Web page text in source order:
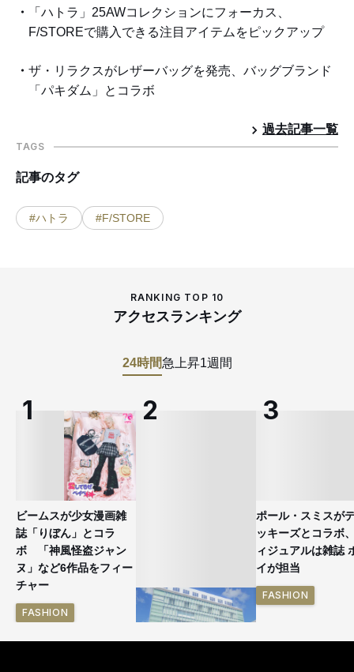
「ハトラ」25AWコレクションにフォーカス、
F/STOREで購入できる注目アイテムをピックアップ
ザ・リラクスがレザーバッグを発売、バッグブランド
「パキダム」とコラボ
過去記事一覧
TAGS
記事のタグ
#ハトラ #F/STORE
RANKING TOP 10
アクセスランキング
24時間急上昇1週間
ビームスが少女漫画雑
誌「りぼん」とコラ
ボ 「神風怪盗ジャン
ヌ」など6作品をフィー
チャー
FASHION
ポール・スミスが
ッキーズとコラボ
ィジュアルは雑誌
イが担当
FASHION